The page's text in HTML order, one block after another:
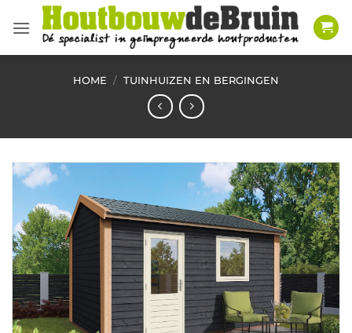
naar
HOME / TUINHUIZEN EN BERGINGEN